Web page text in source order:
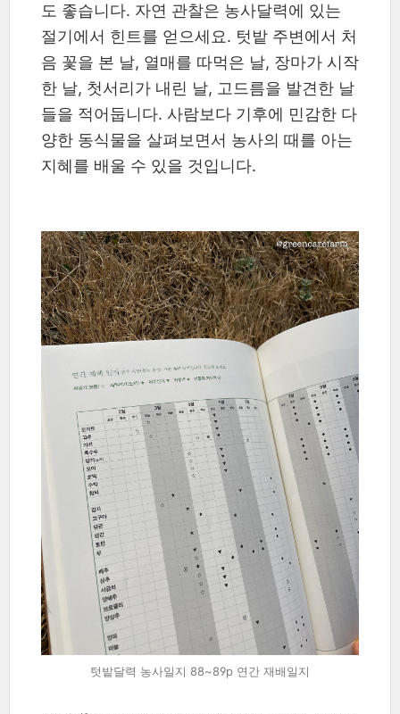
도 좋습니다. 자연 관찰은 농사달력에 있는
절기에서 힌트를 얻으세요. 텃밭 주변에서 처
음 꽃을 본 날, 열매를 따먹은 날, 장마가 시작
한 날, 첫서리가 내린 날, 고드름을 발견한 날
들을 적어둡니다. 사람보다 기후에 민감한 다
양한 동식물을 살펴보면서 농사의 때를 아는
지혜를 배울 수 있을 것입니다.
텃밭달력 농사일지 88~89p 연간 재배일지